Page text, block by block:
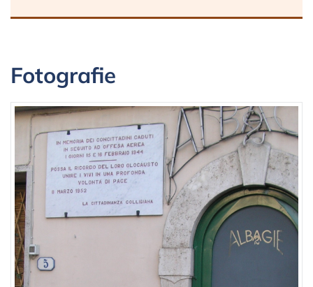
Fotografie